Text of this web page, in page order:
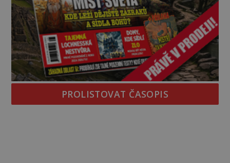
PROLISTOVAT ČASOPIS